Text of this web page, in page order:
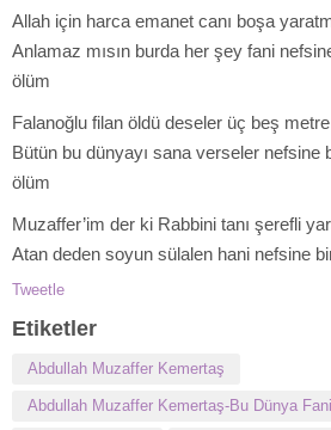
Allah için harca emanet canı boşa
Anlamaz mısın burda her şey fani
ölüm
Falanoğlu filan öldü deseler üç beş
Bütün bu dünyayı sana verseler nefsine
ölüm
Muzaffer’im der ki Rabbini tanı şerefli
Atan deden soyun sülalen hani nefsine
Tweetle
Etiketler
Abdullah Muzaffer Kemertaş
Abdullah Muzaffer Kemertaş-Bu Dünya